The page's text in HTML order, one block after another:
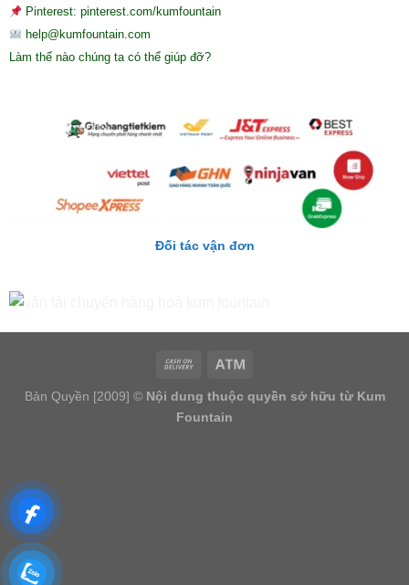
Pinterest: pinterest.com/kumfountain
help@kumfountain.com
Làm thế nào chúng ta có thể giúp đỡ?
Đối tác vận đơn
Bản Quyền [2009] © Nội dung thuộc quyền sở hữu từ Kum
Fountain